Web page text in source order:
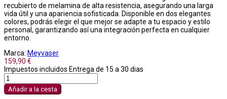
recubierto de melamina de alta resistencia, asegurando una larga
vida útil y una apariencia sofisticada. Disponible en dos elegantes
colores, podrás elegir el que mejor se adapte a tu espacio y estilo
personal, garantizando así una integración perfecta en cualquier
entorno.
Marca: Meyvaser
159,90 €
Impuestos incluidos Entrega de 15 a 30 dias
Añadir a la cesta